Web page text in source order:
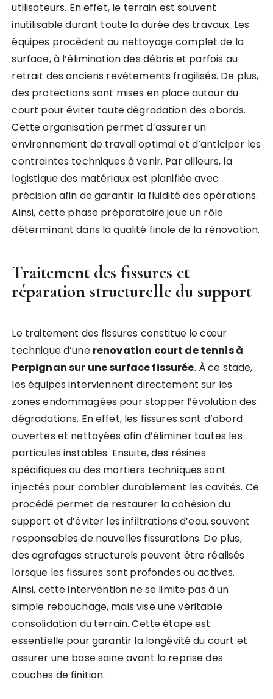
utilisateurs. En effet, le terrain est souvent
inutilisable durant toute la durée des travaux. Les
équipes procèdent au nettoyage complet de la
surface, à l’élimination des débris et parfois au
retrait des anciens revêtements fragilisés. De plus,
des protections sont mises en place autour du
court pour éviter toute dégradation des abords.
Cette organisation permet d’assurer un
environnement de travail optimal et d’anticiper les
contraintes techniques à venir. Par ailleurs, la
logistique des matériaux est planifiée avec
précision afin de garantir la fluidité des opérations.
Ainsi, cette phase préparatoire joue un rôle
déterminant dans la qualité finale de la rénovation.
Traitement des fissures et
réparation structurelle du support
Le traitement des fissures constitue le cœur
technique d’une renovation court de tennis à
Perpignan sur une surface fissurée. À ce stade,
les équipes interviennent directement sur les
zones endommagées pour stopper l’évolution des
dégradations. En effet, les fissures sont d’abord
ouvertes et nettoyées afin d’éliminer toutes les
particules instables. Ensuite, des résines
spécifiques ou des mortiers techniques sont
injectés pour combler durablement les cavités. Ce
procédé permet de restaurer la cohésion du
support et d’éviter les infiltrations d’eau, souvent
responsables de nouvelles fissurations. De plus,
des agrafages structurels peuvent être réalisés
lorsque les fissures sont profondes ou actives.
Ainsi, cette intervention ne se limite pas à un
simple rebouchage, mais vise une véritable
consolidation du terrain. Cette étape est
essentielle pour garantir la longévité du court et
assurer une base saine avant la reprise des
couches de finition.